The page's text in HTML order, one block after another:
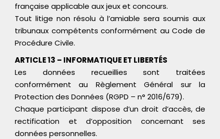
française applicable aux jeux et concours.
Tout litige non résolu à l’amiable sera soumis aux
tribunaux compétents conformément au Code de
Procédure Civile.
ARTICLE 13 – INFORMATIQUE ET LIBERTÉS
Les données recueillies sont traitées
conformément au Règlement Général sur la
Protection des Données (RGPD – n° 2016/679).
Chaque participant dispose d’un droit d’accès, de
rectification et d’opposition concernant ses
données personnelles.